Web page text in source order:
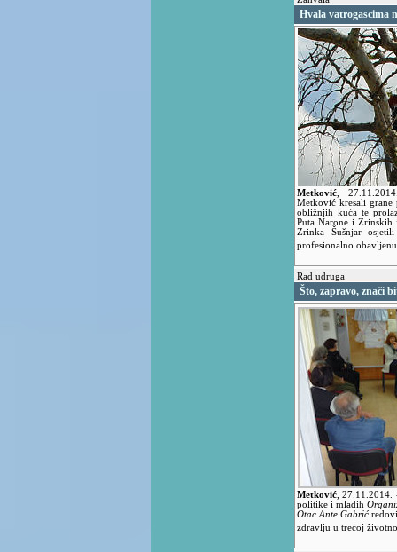
Hvala vatrogascima
Metković
Metković kresali grane
obližnjih kuća te
Puta Narone i Zrinskih
Zrinka Šušnjar
profesionalno
Rad udruga
Što, zapravo, znači
Metković ,27.11.2014.
politike i mladih
Otac Ante Gabrić
zdravlju u trećoj